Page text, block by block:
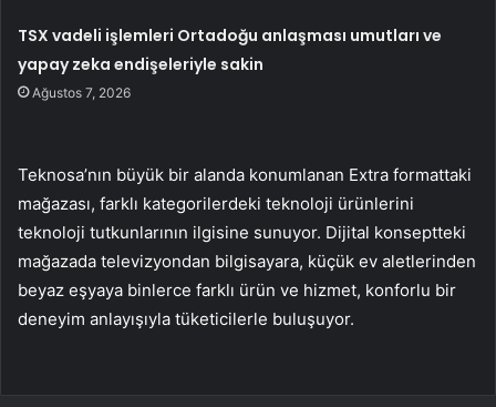
TSX vadeli işlemleri Ortadoğu anlaşması umutları ve
yapay zeka endişeleriyle sakin
Ağustos 7, 2026
Teknosa’nın büyük bir alanda konumlanan Extra formattaki
mağazası, farklı kategorilerdeki teknoloji ürünlerini
teknoloji tutkunlarının ilgisine sunuyor. Dijital konseptteki
mağazada televizyondan bilgisayara, küçük ev aletlerinden
beyaz eşyaya binlerce farklı ürün ve hizmet, konforlu bir
deneyim anlayışıyla tüketicilerle buluşuyor.